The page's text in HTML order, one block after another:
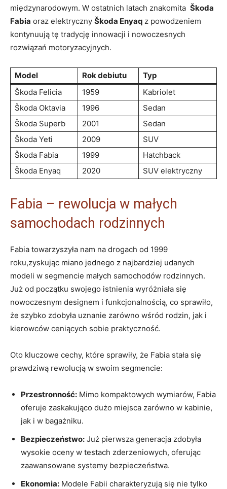
międzynarodowym. W ostatnich latach znakomita ‌ Škoda
Fabia oraz⁤ elektryczny Škoda Enyaq z powodzeniem
kontynuują tę tradycję​ innowacji i nowoczesnych‍
rozwiązań motoryzacyjnych.
Model Rok debiutu
Typ
Škoda Felicia
1959
Kabriolet
Škoda Oktavia
1996
Sedan
Škoda Superb
2001
Sedan
Škoda Yeti
2009
SUV
Škoda ⁣Fabia
1999
Hatchback
Škoda Enyaq
2020 SUV elektryczny
Fabia – rewolucja w małych
samochodach rodzinnych
Fabia towarzyszyła nam na drogach od 1999
roku,zyskując miano jednego z najbardziej ⁤udanych
modeli w‍ segmencie małych⁣ samochodów rodzinnych.
⁤Już od początku swojego istnienia wyróżniała się
nowoczesnym designem i funkcjonalnością, co‍ sprawiło,
że szybko zdobyła uznanie zarówno wśród rodzin, jak i
kierowców ceniących sobie praktyczność.
Oto kluczowe cechy, które⁣ sprawiły, że Fabia ⁤stała się
prawdziwą rewolucją w swoim segmencie:
Przestronność: Mimo kompaktowych wymiarów, Fabia‌
oferuje zaskakująco dużo miejsca zarówno w ‌kabinie,‌
jak i w bagażniku.
Bezpieczeństwo: Już pierwsza generacja zdobyła⁤
wysokie oceny w testach​ zderzeniowych, oferując
zaawansowane⁤ systemy bezpieczeństwa.
Ekonomia: Modele Fabii charakteryzują się⁤ nie tylko